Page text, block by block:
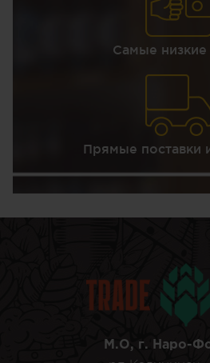
Самые низкие
Прямые поставки
М.О, г. Наро-